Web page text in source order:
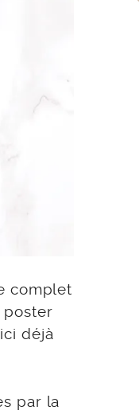
complet
poster
déjà
par la